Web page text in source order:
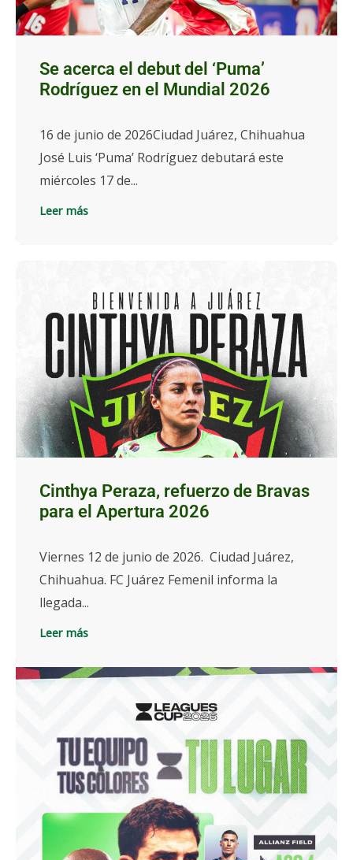
Se acerca el debut del ‘Puma’
Rodríguez en el Mundial 2026
16 de junio de 2026Ciudad Juárez, Chihuahua
José Luis ‘Puma’ Rodríguez debutará este
miércoles 17 de...
Leer más
Cinthya Peraza, refuerzo de Bravas
para el Apertura 2026
Viernes 12 de junio de 2026. Ciudad Juárez,
Chihuahua. FC Juárez Femenil informa la
llegada...
Leer más